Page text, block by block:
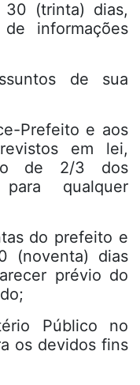
(trinta) dias,
informações
de sua
Prefeito e aos
em lei,
de 2/3 dos
qualquer
do prefeito e
(noventa) dias
prévio do
Público no
os devidos fins